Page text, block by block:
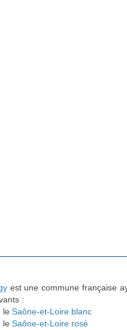
est une commune française
:
Saône-et-Loire blanc
Saône-et-Loire rosé